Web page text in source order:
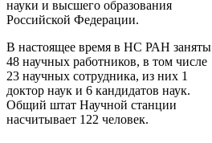
науки и высшего образования
Российской Федерации.
В настоящее время в НС РАН заняты
48 научных работников, в том числе
23 научных сотрудника, из них 1
доктор наук и 6 кандидатов наук.
Общий штат Научной станции
насчитывает 122 человек.